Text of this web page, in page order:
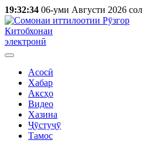
19:32:34 06-уми Августи 2026 сол
Китобхонаи
электронӣ
Асосӣ
Хабар
Аксҳо
Видео
Хазина
Ҷӯстуҷӯ
Тамос